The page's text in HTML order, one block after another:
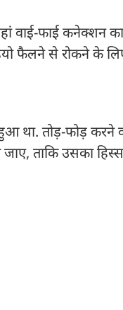
वाई-फाई कनेक्शन
फैलने से रोकने के
था. तोड़-फोड़ करने
ताकि उसका